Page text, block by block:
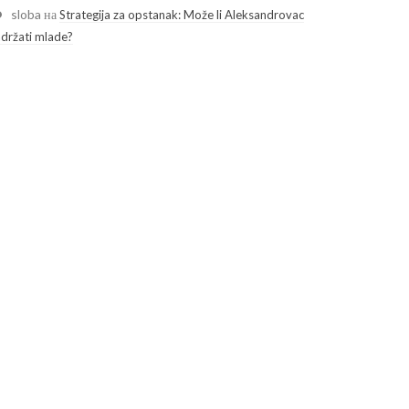
sloba наStrategija za opstanak: Može li Aleksandrovac
mlade?